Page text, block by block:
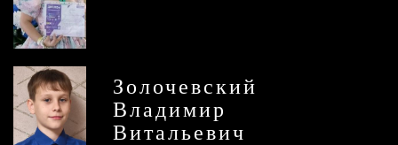
Золочевский
Владимир
Витальевич